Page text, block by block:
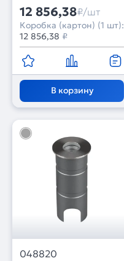
12 856,38₽/шт
Коробка (картон) (1 шт):
12 856,38 ₽
В корзину
048820